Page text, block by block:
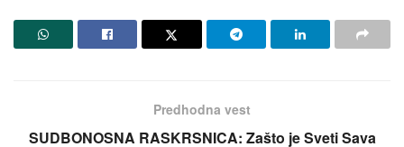
Predhodna vest
SUDBONOSNA RASKRSNICA: Zašto je Sveti Sava